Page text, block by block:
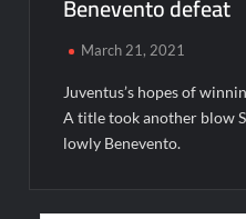
Benevento defeat
March 21, 2021
Juventus’s hopes of
A title took another blow
lowly Benevento.